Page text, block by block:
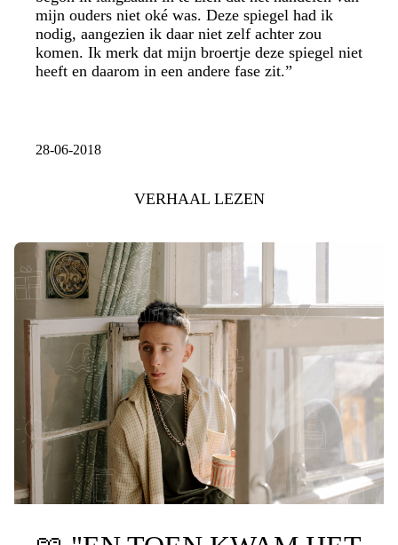
mijn ouders niet oké was. Deze spiegel had ik
nodig, aangezien ik daar niet zelf achter zou
komen. Ik merk dat mijn broertje deze spiegel niet
heeft en daarom in een andere fase zit.”
28-06-2018
VERHAAL LEZEN